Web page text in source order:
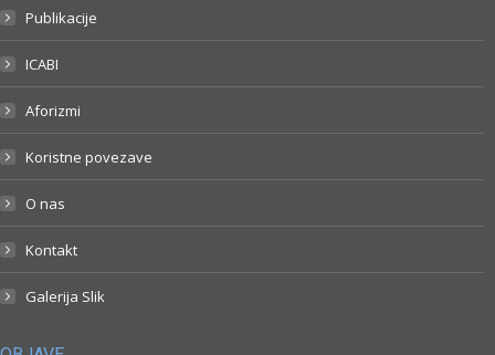
Publikacije
ICABI
Aforizmi
Koristne povezave
O nas
Kontakt
Galerija Slik